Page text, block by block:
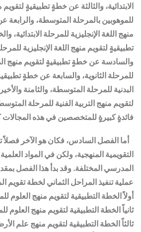
الابتدائية، والثالثة عن خطةٍ تطبيقيةٍ لتقويم
للموهوبين بالمرحلة المتوسطة، والرابعة
منهج اللغة الإنجليزية للمرحلة
تطبيقيةٍ لتقويم منهج اللغة الإنجليزية
والسادسة عن خطةٍ تطبيقيةٍ لتقويم منهج
للمرحلة الثانوية، والسابعة عن خطةٍ
البدنية للمرحلة المتوسطة، والثامنة
لتقويم منهج التربية الفنية للمرحلة
فائدةٍ كبيرةٍ للمتخصصين في هذه المجالات
أماالفصل السادس، فكان هو الآخر فصلاً
التقويمية المنهجية، ولكن في المواد
المدرسي المختلفة. وقد بدأ هذا الفصل
عملية تنفيذ المراحل الثماني لخطة تقويم
أولاً الخطة التطبيقية لتقويم منهج العلوم
ثانياً الخطة التطبيقية لتقويم منهج العلوم
ثالثاً الخطة التطبيقية لتقويم منهج علم